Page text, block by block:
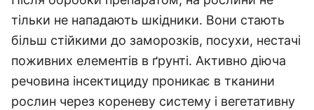
тільки не нападають шкідники. Вони стають
більш стійкими до заморозків, посухи, нестачі
поживних елементів в ґрунті. Активно діюча
речовина інсектициду проникає в тканини
рослин через кореневу систему і вегетативну